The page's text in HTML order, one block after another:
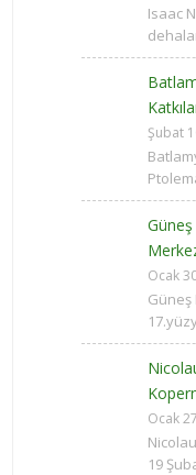
Isaac
Şubat
Ocak
Güneş
Ocak
19